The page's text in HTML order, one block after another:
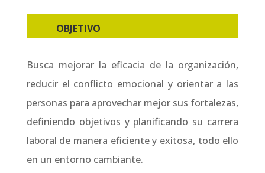
OBJETIVO
Busca mejorar la eficacia de la organización,
reducir el conflicto emocional y orientar a las
personas para aprovechar mejor sus fortalezas,
definiendo objetivos y planificando su carrera
laboral de manera eficiente y exitosa, todo ello
en un entorno cambiante.